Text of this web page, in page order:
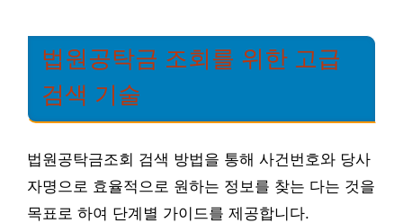
법원공탁금 조회를 위한 고급
검색 기술
법원공탁금조회 검색 방법을 통해 사건번호와 당사
자명으로 효율적으로 원하는 정보를 찾는 다는 것을
목표로 하여 단계별 가이드를 제공합니다.